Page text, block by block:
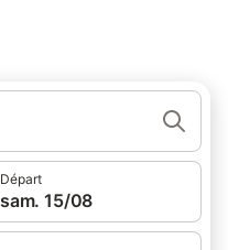
Départ
sam. 15/08